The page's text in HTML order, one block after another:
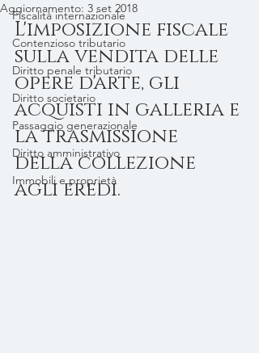
Fiscalità internazionale
Contenzioso tributario
Diritto penale tributario
Diritto societario
Passaggio generazionale
Diritto amministrativo
Immobili e proprietà
Aggiornamento: 3 set 2018
L'imposizione fiscale
sulla vendita delle
opere d'arte, gli
acquisti in galleria e
la trasmissione
della collezione
agli eredi.